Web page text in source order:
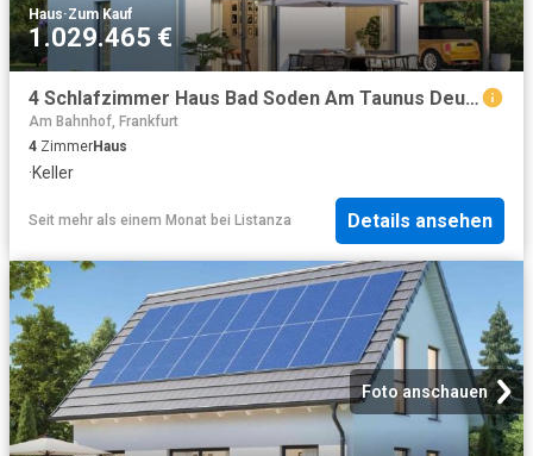
Haus·Zum Kauf
1.029.465 €
4 Schlafzimmer Haus Bad Soden Am Taunus Deutschland 102021195
Am Bahnhof, Frankfurt
4 ZimmerHaus
·Keller
Seit mehr als einem Monat bei Listanza Details ansehen
Foto anschauen